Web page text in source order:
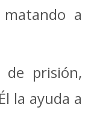
a
de prisión,
la ayuda a